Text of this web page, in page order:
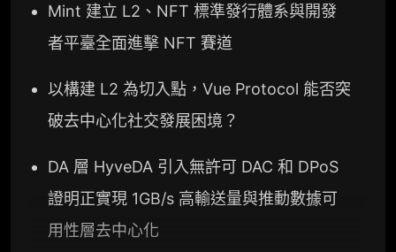
Mint 建立 L2、NFT 標準發行體系與開發
者平臺全面進擊 NFT 賽道
以構建 L2 為切入點，Vue Protocol 能否突
破去中心化社交發展困境？
DA 層 HyveDA 引入無許可 DAC 和 DPoS
證明正實現 1GB/s 高輸送量與推動數據可
用性層去中心化